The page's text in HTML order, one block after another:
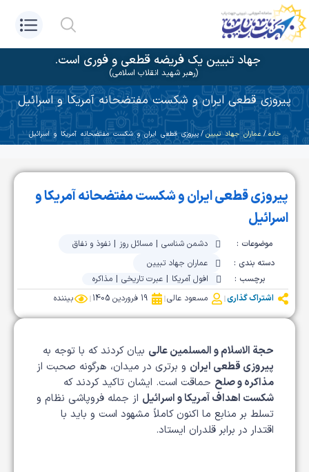
جهاد تبیین یک فریضه قطعی و فوری است.
(رهبر شهید انقلاب اسلامی)
پیروزی قطعی ایران و شکست مفتضحانه آمریکا و اسرائیل
خانه/عماران جهاد تبیین / پیروزی قطعی ایران و شکست مفتضحانه آمریکا و اسرائیل
پیروزی قطعی ایران و شکست مفتضحانه آمریکا و
اسرائیل
موضوعات : دشمن شناسی |مسائل روز |نفوذ و نفاق
دسته بندی :
عماران جهاد تبیین
برچسب :
افول آمریکا | عبرت تاریخی| مذاکره
اشتراک گذاری
مسعود عالی 19 فروردین 1405 بیننده
حجة الاسلام و المسلمین عالی بیان کردند که با توجه به
پیروزی قطعی ایران و برتری در میدان، هرگونه صحبت از
مذاکره و صلح حماقت است. ایشان تاکید کردند که
شکست اهداف آمریکا و اسرائیل از جمله فروپاشی نظام و
تسلط بر منابع ما اکنون کاملاً مشهود است و باید با
اقتدار در برابر قلدران ایستاد.